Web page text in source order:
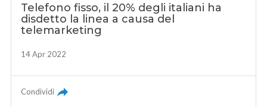
Telefono fisso, il 20% degli italiani ha
disdetto la linea a causa del
telemarketing
14 Apr 2022
Condividi